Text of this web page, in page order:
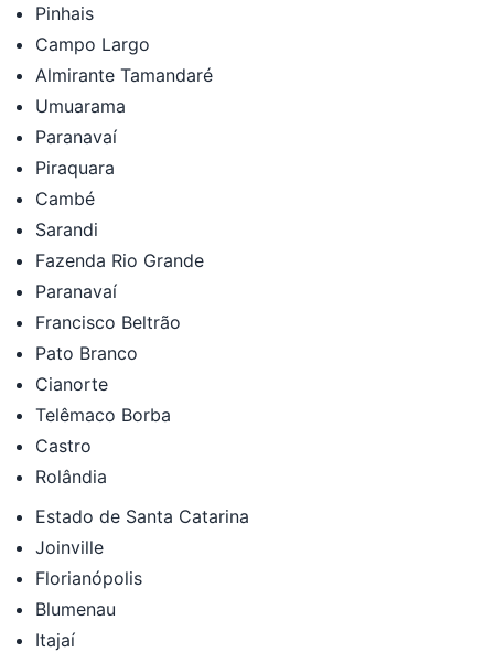
Pinhais
Campo Largo
Almirante Tamandaré
Umuarama
Paranavaí
Piraquara
Cambé
Sarandi
Fazenda Rio Grande
Paranavaí
Francisco Beltrão
Pato Branco
Cianorte
Telêmaco Borba
Castro
Rolândia
Estado de Santa Catarina
Joinville
Florianópolis
Blumenau
Itajaí